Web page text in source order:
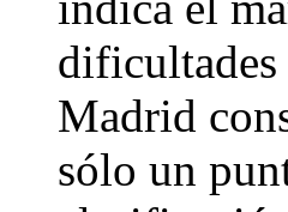
dificultades
Madrid
sólo un